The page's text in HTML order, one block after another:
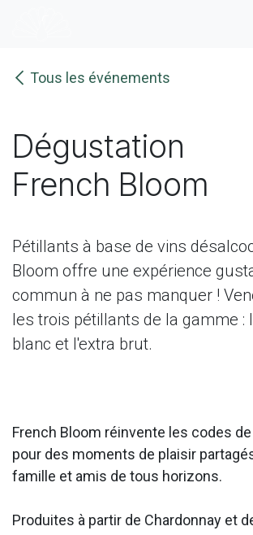
Tous les événements
Dégustation
French Bloom
Pétillants à base de vins
Bloom offre une expérience
commun à ne pas manquer !
les trois pétillants de la gamme :
blanc et l'extra brut.
French Bloom réinvente les codes
pour des moments de plaisir
famille et amis de tous horizons.
Produites à partir de Chardonnay et